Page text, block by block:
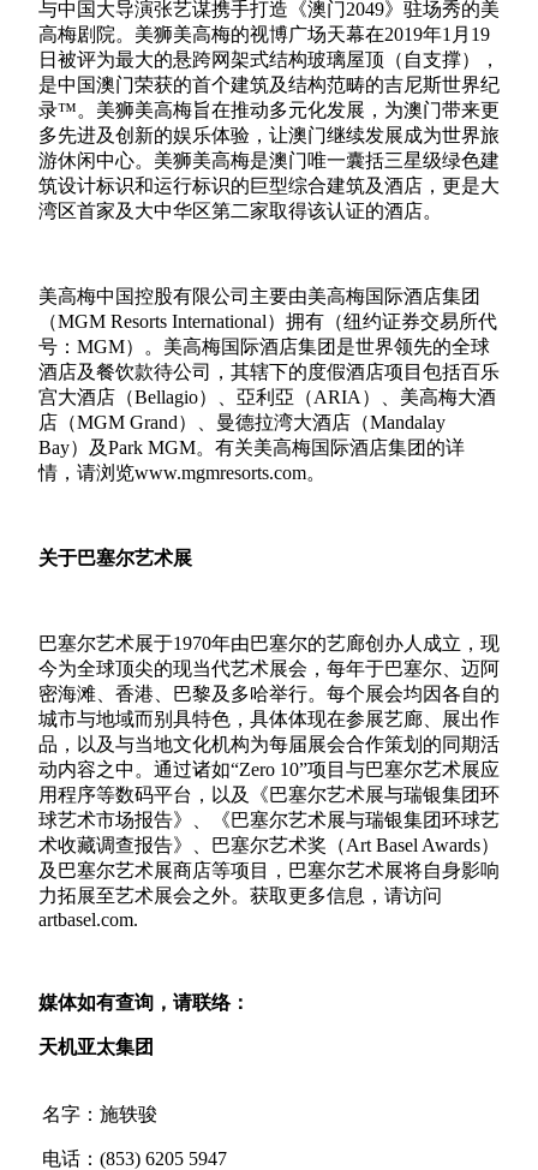
与中国大导演张艺谋携手打造《澳门2049》驻场秀的美
高梅剧院。美狮美高梅的视博广场天幕在2019年1 月 19
日被评为最大的悬跨网架式结构玻璃屋顶（自支撑），
是中国澳门荣获的首个建筑及结构范畴的吉尼斯世界纪
录™。美狮美高梅旨在推动多元化发展，为澳门带来更
多先进及创新的娱乐体验，让澳门继续发展成为世界旅
游休闲中心。美狮美高梅是澳门唯一囊括三星级绿色建
筑设计标识和运行标识的巨型综合建筑及酒店，更是大
湾区首家及大中华区第二家取得该认证的酒店。
美高梅中国控股有限公司主要由美高梅国际酒店集团
（MGM Resorts International）拥有（纽约证券交易所代
号： MGM）。美高梅国际酒店集团是世界领先的全球
酒店及餐饮款待公司，其辖下的度假酒店项目包括百乐
宫大酒店（Bellagio）、亞利亞（ARIA ）、美高梅大酒
店（MGM Grand）、曼德拉湾大酒店（Mandalay
Bay）及Park MGM。有关美高梅国际酒店集团的详
情，请浏览www.mgmresorts.com。
关于巴塞尔艺术展
巴塞尔艺术展于1970年由巴塞尔的艺廊创办人成立，现
今为全球顶尖的现当代艺术展会，每年于巴塞尔、迈阿
密海滩、香港、巴黎及多哈举行。每个展会均因各自的
城市与地域而别具特色，具体体现在参展艺廊、展出作
品，以及与当地文化机构为每届展会合作策划的同期活
动内容之中。通过诸如“Zero 10”项目与巴塞尔艺术展应
用程序等数码平台，以及《巴塞尔艺术展与瑞银集团环
球艺术市场报告》、《巴塞尔艺术展与瑞银集团环球艺
术收藏调查报告》、巴塞尔艺术奖（Art Basel Awards）
及巴塞尔艺术展商店等项目，巴塞尔艺术展将自身影响
力拓展至艺术展会之外。获取更多信息，请访问
artbasel.com.
媒体如有查询，请联络：
天机亚太集团
名字：施轶骏
电话： (853) 6205 5947